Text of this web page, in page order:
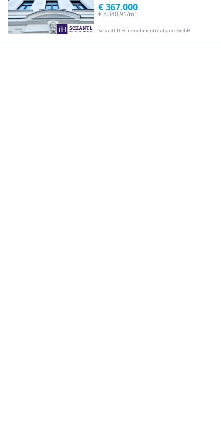
Schantl ITH Immobilientreuhand GmbH
€ 8.340,91/m²
€ 367.000